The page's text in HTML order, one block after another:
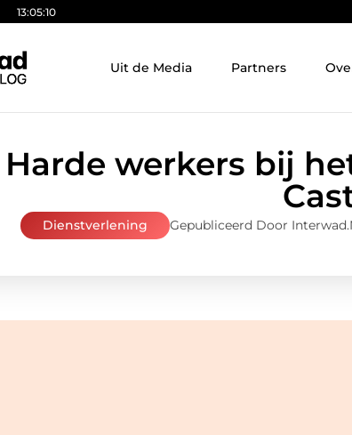
13:05:11
Uit de Media Partners
Harde werkers bij
Dienstverlening Gepubliceerd Door